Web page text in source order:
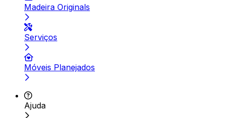
Madeira Originals
Serviços
Móveis Planejados
Ajuda